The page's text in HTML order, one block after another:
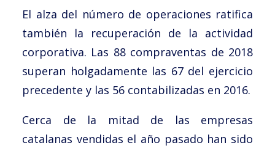
El alza del número de operaciones ratifica
también la recuperación de la actividad
corporativa. Las 88 compraventas de 2018
superan holgadamente las 67 del ejercicio
precedente y las 56 contabilizadas en 2016.
Cerca de la mitad de las empresas
catalanas vendidas el año pasado han sido